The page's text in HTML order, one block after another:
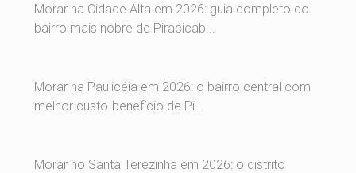
Morar na Cidade Alta em 2026: guia completo do
bairro mais nobre de Piracicab...
Morar na Paulicéia em 2026: o bairro central com
melhor custo-benefício de Pi...
Morar no Santa Terezinha em 2026: o distrito